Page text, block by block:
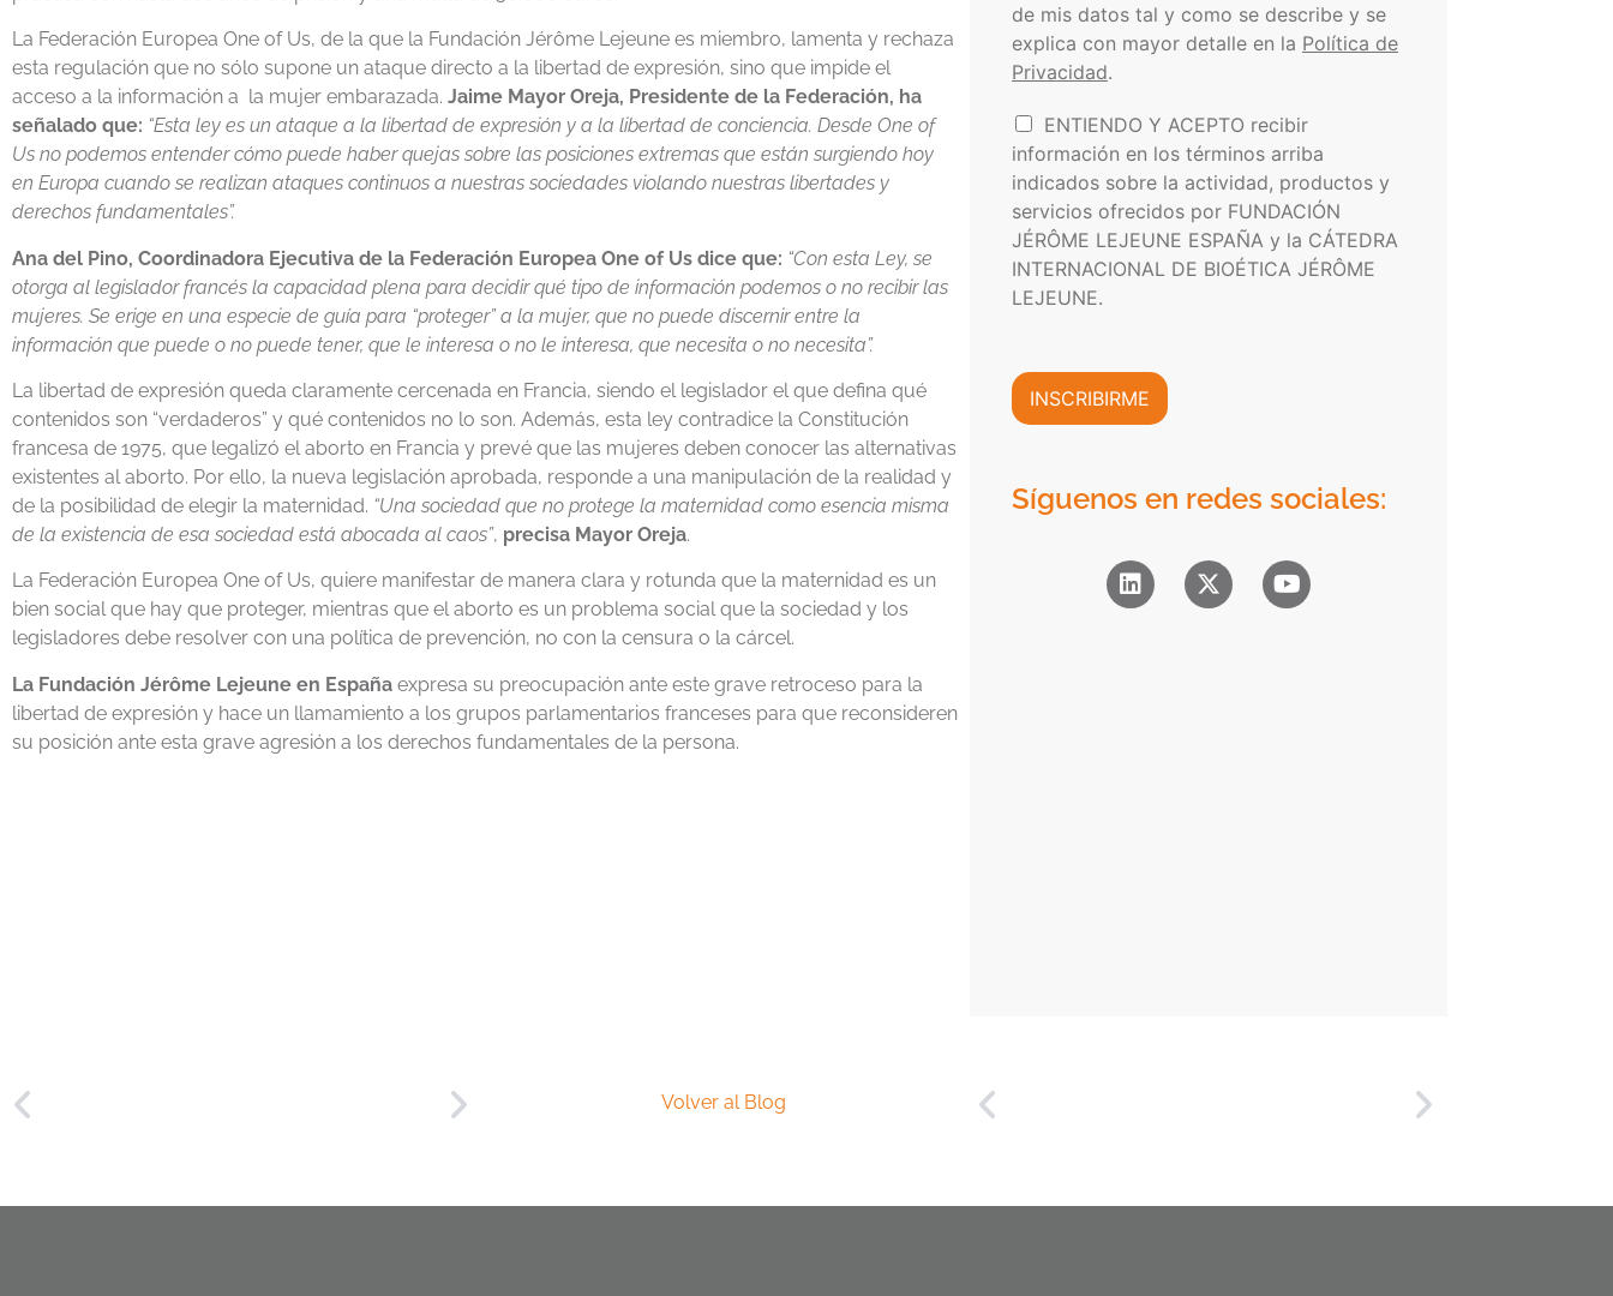
La Federación Europea One of Us, de la que la Fundación Jérôme Lejeune es miembro, lamenta y rechaza
esta regulación que no sólo supone un ataque directo a la libertad de expresión, sino que impide el
acceso a la información a la mujer embarazada. Jaime Mayor Oreja, Presidente de la Federación, ha
señalado que: “Esta ley es un ataque a la libertad de expresión y a la libertad de conciencia. Desde One of
Us no podemos entender cómo puede haber quejas sobre las posiciones extremas que están surgiendo hoy
en Europa cuando se realizan ataques continuos a nuestras sociedades violando nuestras libertades y
derechos fundamentales”.
Ana del Pino, Coordinadora Ejecutiva de la Federación Europea One of Us dice que: “Con esta Ley, se
otorga al legislador francés la capacidad plena para decidir qué tipo de información podemos o no recibir las
mujeres. Se erige en una especie de guía para “proteger” a la mujer, que no puede discernir entre la
información que puede o no puede tener, que le interesa o no le interesa, que necesita o no necesita”.
La libertad de expresión queda claramente cercenada en Francia, siendo el legislador el que defina qué
contenidos son “verdaderos” y qué contenidos no lo son. Además, esta ley contradice la Constitución
francesa de 1975, que legalizó el aborto en Francia y prevé que las mujeres deben conocer las alternativas
existentes al aborto. Por ello, la nueva legislación aprobada, responde a una manipulación de la realidad y
de la posibilidad de elegir la maternidad. “Una sociedad que no protege la maternidad como esencia misma
de la existencia de esa sociedad está abocada al caos”, precisa Mayor Oreja.
La Federación Europea One of Us, quiere manifestar de manera clara y rotunda que la maternidad es un
bien social que hay que proteger, mientras que el aborto es un problema social que la sociedad y los
legisladores debe resolver con una política de prevención, no con la censura o la cárcel.
La Fundación Jérôme Lejeune en España expresa su preocupación ante este grave retroceso para la
libertad de expresión y hace un llamamiento a los grupos parlamentarios franceses para que reconsideren
su posición ante esta grave agresión a los derechos fundamentales de la persona.
o
s
e
e
l
c
t
r
n
i
c
o
o
l
í
t
c
a
d
e
P
r
i
v
d
a
de mis datos tal y como se describe y se
explica con mayor detalle en la Política de
Privacidad.
I
n
f
o
r
m
a
c
i
C
o
m
c
ENTIENDO Y ACEPTO recibir
información en los términos arriba
indicados sobre la actividad, productos y
servicios ofrecidos por FUNDACIÓN
JÉRÔME LEJEUNE ESPAÑA y la CÁTEDRA
INTERNACIONAL DE BIOÉTICA JÉRÔME
LEJEUNE.
INSCRIBIRME
Síguenos en redes sociales:
Volver al Blog